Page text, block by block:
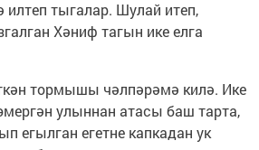
илтеп тыгалар. Шулай итеп,
Хәниф тагын ике елга
тормышы чәлпәрәмә килә. Ике
улыннан атасы баш тарта,
егылган егетне капкадан ук